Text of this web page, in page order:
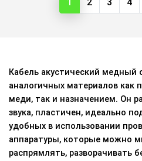
1 2 3 4
Кабель акустический медный
аналогичных материалов
меди, так и назначением. Он
звука, пластичен, идеально
удобных в использовании
аппаратуры, которые можно
распрямлять, разворачивать